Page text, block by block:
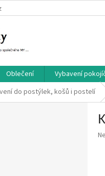
Oblečení Vybavení
do postýlek, košů i postelí